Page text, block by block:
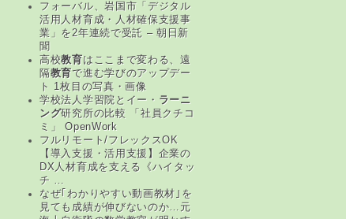
フォーバル、岩国市「デジタル
活用人材育成・人材確保支援事
業」を2年連続で受託 – 朝日新
聞
高校教育はここまで変わる、遠
隔教育で進む学びのアップデー
ト 1枚目の写真・画像
学校法人学習院とイー・ ラーニ
ング研究所の比較 「社員クチコ
ミ」 OpenWork
フルリモート/フレックスOK
【導入支援・活用支援】企業の
DX人材育成を支える《ハイタッ
チ …
なぜ｢わかりやすい動画教材｣を
見ても成績が伸びないのか…元